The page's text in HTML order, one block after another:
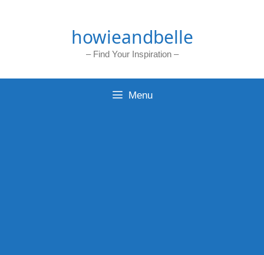
howieandbelle
– Find Your Inspiration –
Menu